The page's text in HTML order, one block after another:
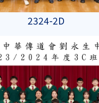
2324-2D